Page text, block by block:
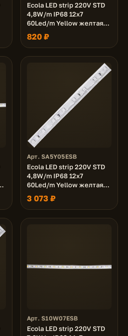
Ecola LED strip 220V STD
4,8W/m IP68 12x7
60Led/m Yellow желтая
лента 10м.
820 ₽
Арт. SA5Y05ESB
Ecola LED strip 220V STD
4,8W/m IP68 12x7
60Led/m Yellow желтая
лента 50м.
3 073 ₽
Арт. S10W07ESB
Ecola LED strip 220V STD